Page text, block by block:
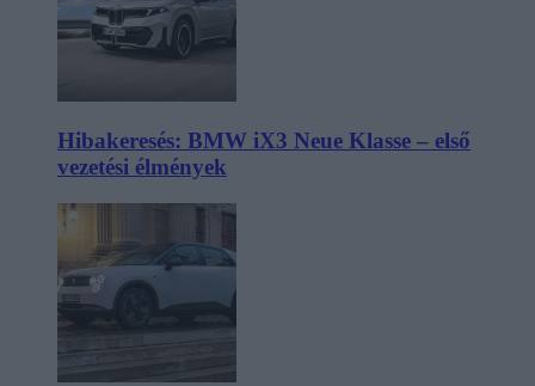
Hibakeresés: BMW iX3 Neue Klasse – első
vezetési élmények